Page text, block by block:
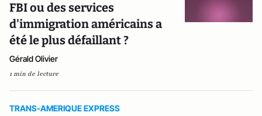
FBI ou des services
d'immigration américains a
été le plus défaillant ?
Gérald Olivier
1 min de lecture
TRANS-AMERIQUE EXPRESS